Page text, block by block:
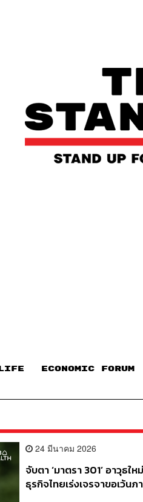
LIFE ECONOMIC FORUM
24 มีนาคม 2026
จับตา ‘มาตรา 301’ อาวุธใ
ธุรกิจไทยเร่งเจรจาขอเว้นภ